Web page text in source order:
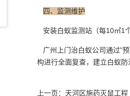
四、监测维护
安装白蚁监测站（每10㎡1
广州上门治白蚁公司通过"
构进行全面复查，建立白蚁防
上一页： 天河区施药灭鼠工程